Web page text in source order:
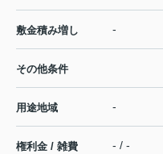
敷金積み増し -
その他条件
用途地域 -
権利金 / 雑費 - / -